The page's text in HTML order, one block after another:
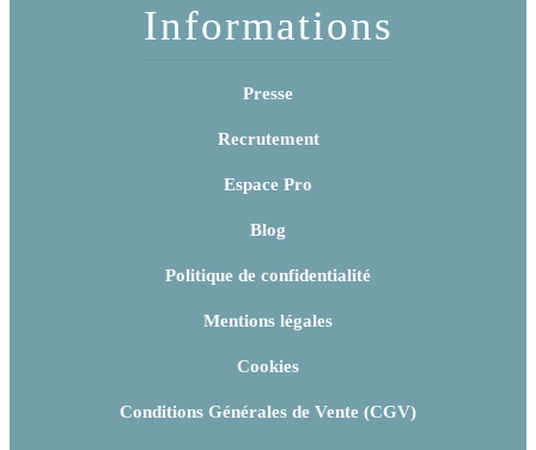
Informations
Presse
Recrutement
Espace Pro
Blog
Politique de confidentialité
Mentions légales
Cookies
Conditions Générales de Vente (CGV)